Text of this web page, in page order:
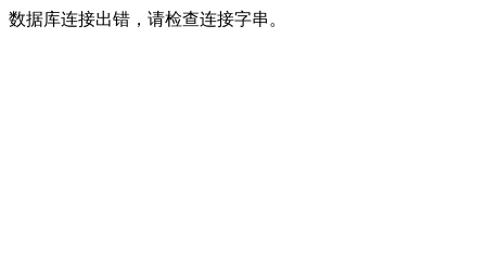
数据库连接出错，请检查连接字串。